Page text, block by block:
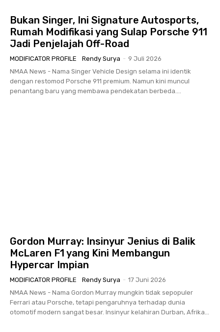
Bukan Singer, Ini Signature Autosports,
Rumah Modifikasi yang Sulap Porsche 911
Jadi Penjelajah Off-Road
MODIFICATOR PROFILE Rendy Surya - 9 Juli 2026
NMAA News - Nama Singer Vehicle Design selama ini identik
dengan restomod Porsche 911 premium. Namun kini muncul
penantang baru yang membawa pendekatan berbeda....
Gordon Murray: Insinyur Jenius di Balik
McLaren F1 yang Kini Membangun
Hypercar Impian
MODIFICATOR PROFILE Rendy Surya - 17 Juni 2026
NMAA News - Nama Gordon Murray mungkin tidak sepopuler
Ferrari atau Porsche, tetapi pengaruhnya terhadap dunia
otomotif modern sangat besar. Insinyur kelahiran Durban, Afrika...